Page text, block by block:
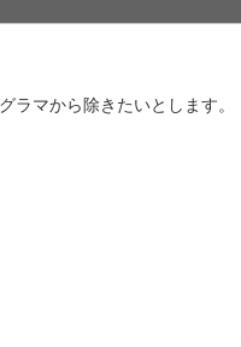
ラマから除きたいとします。